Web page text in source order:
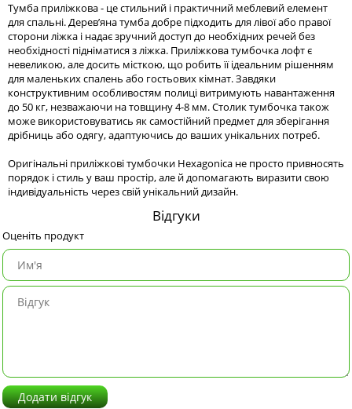
Тумба приліжкова - це стильний і практичний меблевий елемент
для спальні. Дерев’яна тумба добре підходить для лівої або правої
сторони ліжка і надає зручний доступ до необхідних речей без
необхідності підніматися з ліжка. Приліжкова тумбочка лофт є
невеликою, але досить місткою, що робить її ідеальним рішенням
для маленьких спалень або гостьових кімнат. Завдяки
конструктивним особливостям полиці витримують навантаження
до 50 кг, незважаючи на товщину 4-8 мм. Столик тумбочка також
може використовуватись як самостійний предмет для зберігання
дрібниць або одягу, адаптуючись до ваших унікальних потреб.
Оригінальні приліжкові тумбочки Hexagonica не просто привносять
порядок і стиль у ваш простір, але й допомагають виразити свою
індивідуальність через свій унікальний дизайн.
Відгуки
Оценіть продукт
Додати відгук